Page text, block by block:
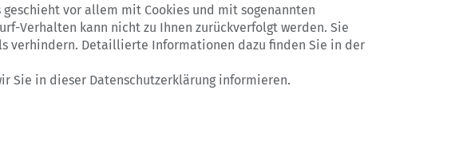
vor allem mit Cookies und mit sogenannten
Verhalten kann nicht zu Ihnen zurückverfolgt werden. Sie
verhindern. Detaillierte Informationen dazu finden Sie in der
Sie in dieser Datenschutzerklärung informieren.